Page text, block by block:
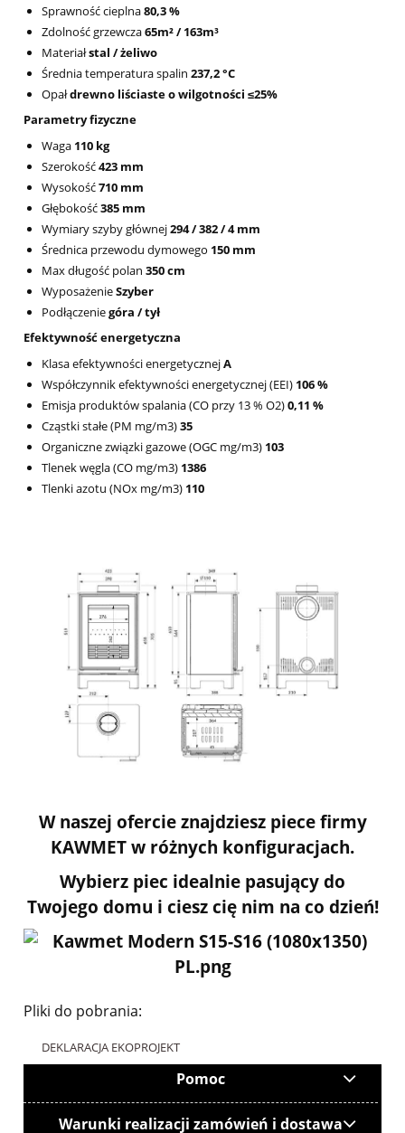
Sprawność cieplna80,3 %
Zdolność grzewcza65m² / 163m³
Materiałstal / żeliwo
Średnia temperatura spalin 237,2 °C
Opałdrewno liściaste o wilgotności ≤25%
Parametry fizyczne
Waga 110 kg
Szerokość423 mm
Wysokość710 mm
Głębokość385 mm
Wymiary szyby głównej294 / 382 / 4 mm
Średnica przewodu dymowego 150 mm
Max długość polan 350 cm
WyposażenieSzyber
Podłączeniegóra / tył
Efektywność energetyczna
Klasa efektywności energetycznejA
Współczynnik efektywności energetycznej (EEI) 106 %
Emisja produktów spalania (CO przy 13 % O2)0,11 %
Cząstki stałe (PM mg/m3)35
Organiczne związki gazowe (OGC mg/m3) 103
Tlenek węgla (CO mg/m3) 1386
Tlenki azotu (NOx mg/m3) 110
W naszej ofercie znajdziesz piece firmy
KAWMET w różnych konfiguracjach.
Wybierz piec idealnie pasujący do
Twojego domu i ciesz cię nim na co dzień!
Pliki do pobrania:
DEKLARACJA EKOPROJEKT
Pomoc
Warunki realizacji zamówień i dostawa